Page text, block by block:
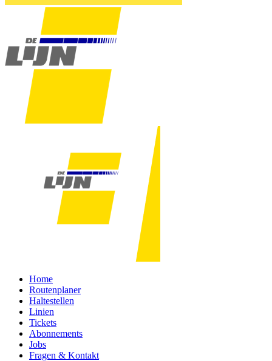
Home
Routenplaner
Haltestellen
Linien
Tickets
Abonnements
Jobs
Fragen & Kontakt